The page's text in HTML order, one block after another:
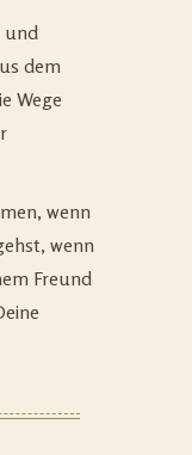
und
dem
Wege
wenn
wenn
Freund